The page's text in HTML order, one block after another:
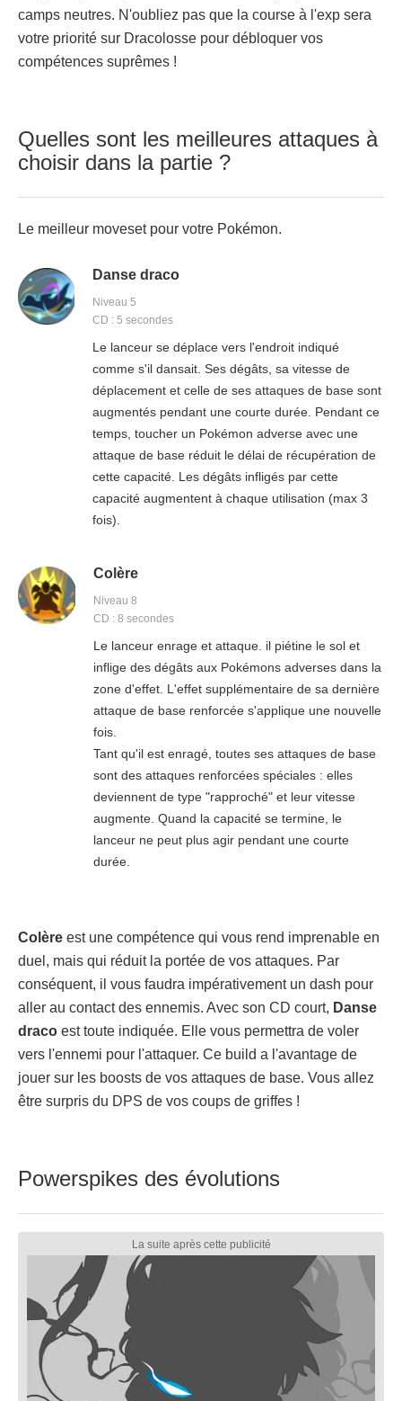
camps neutres. N'oubliez pas que la course à l'exp sera
votre priorité sur Dracolosse pour débloquer vos
compétences suprêmes !
Quelles sont les meilleures attaques à
choisir dans la partie ?
Le meilleur moveset pour votre Pokémon.
Danse draco
Niveau 5
CD : 5 secondes
Le lanceur se déplace vers l'endroit indiqué
comme s'il dansait. Ses dégâts, sa vitesse de
déplacement et celle de ses attaques de base sont
augmentés pendant une courte durée. Pendant ce
temps, toucher un Pokémon adverse avec une
attaque de base réduit le délai de récupération de
cette capacité. Les dégâts infligés par cette
capacité augmentent à chaque utilisation (max 3
fois).
Colère
Niveau 8
CD : 8 secondes
Le lanceur enrage et attaque. il piétine le sol et
inflige des dégâts aux Pokémons adverses dans la
zone d'effet. L'effet supplémentaire de sa dernière
attaque de base renforcée s'applique une nouvelle
fois.
Tant qu'il est enragé, toutes ses attaques de base
sont des attaques renforcées spéciales : elles
deviennent de type "rapproché" et leur vitesse
augmente. Quand la capacité se termine, le
lanceur ne peut plus agir pendant une courte
durée.
Colère est une compétence qui vous rend imprenable en
duel, mais qui réduit la portée de vos attaques. Par
conséquent, il vous faudra impérativement un dash pour
aller au contact des ennemis. Avec son CD court, Danse
draco est toute indiquée. Elle vous permettra de voler
vers l'ennemi pour l'attaquer. Ce build a l'avantage de
jouer sur les boosts de vos attaques de base. Vous allez
être surpris du DPS de vos coups de griffes !
Powerspikes des évolutions